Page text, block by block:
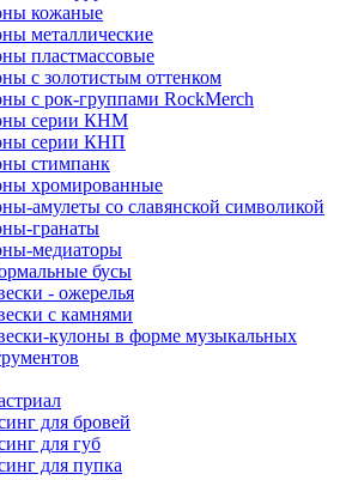
кожаные
металлические
пластмассовые
с золотистым оттенком
с рок-группами RockMerch
серии КНМ
серии КНП
стимпанк
хромированные
амулеты со славянской символикой
гранаты
медиаторы
бусы
- ожерелья
с камнями
кулоны в форме музыкальных
для бровей
для губ
для пупка